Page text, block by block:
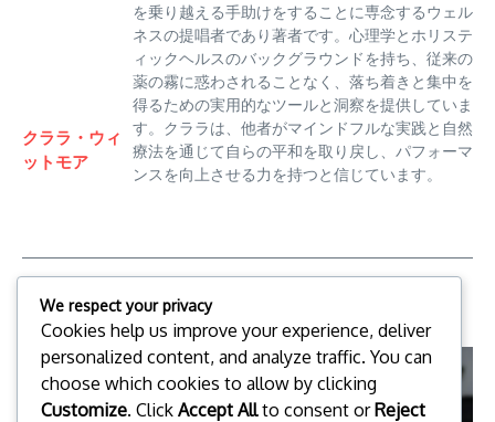
クララ・ウィ
ットモア
を乗り越える手助けをすることに専念するウェル
ネスの提唱者であり著者です。心理学とホリステ
ィックヘルスのバックグラウンドを持ち、従来の
薬の霧に惑わされることなく、落ち着きと集中を
得るための実用的なツールと洞察を提供していま
す。クララは、他者がマインドフルな実践と自然
療法を通じて自らの平和を取り戻し、パフォーマ
ンスを向上させる力を持つと信じています。
Related Posts
We respect your privacy
Cookies help us improve your experience, deliver
personalized content, and analyze traffic. You can
choose which cookies to allow by clicking
Customize. Click Accept Allto consent orReject